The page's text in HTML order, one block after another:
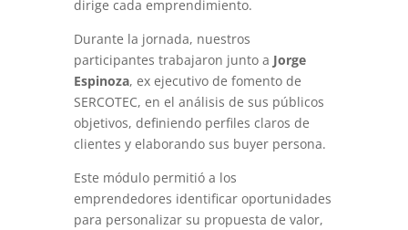
dirige cada emprendimiento.
Durante la jornada, nuestros
participantes trabajaron junto a Jorge
Espinoza, ex ejecutivo de fomento de
SERCOTEC, en el análisis de sus públicos
objetivos, definiendo perfiles claros de
clientes y elaborando sus buyer persona.
Este módulo permitió a los
emprendedores identificar oportunidades
para personalizar su propuesta de valor,